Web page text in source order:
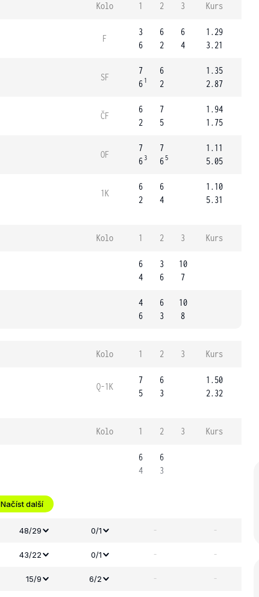
Kolo 1 2 3 Kurs
F
3
6
6
2
6
4
1.29
3.21
SF
7
6 1
6
2
1.35
2.87
ČF
6
2
7
5
1.94
1.75
OF
7
6 3
7
6 5
1.11
5.05
1K
6
2
6
4
1.10
5.31
Kolo 1 2 3 Kurs
6
4
3
6
10
7
4
6
6
3
10
8
Kolo 1 2 3 Kurs
Q-1K
7
5
6
3
1.50
2.32
Kolo 1 2 3 Kurs
6
4
6
3
Načíst další
48/29 0/1 - -
43/22 0/1 - -
15/9 6/2 - -